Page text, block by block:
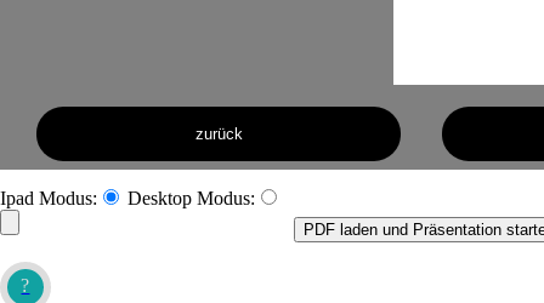
zurück
Ipad Modus: Desktop Modus:
PDF laden und Präsentation
?